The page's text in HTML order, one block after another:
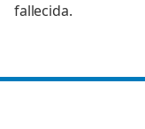
fallecida.